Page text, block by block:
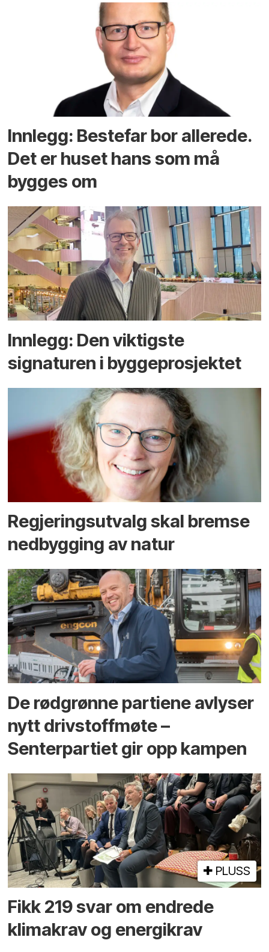
Innlegg: Bestefar bor allerede.
Det er huset hans som må
bygges om
Innlegg: Den viktigste
signaturen i bygge­­prosjektet
Regjerings­utvalg skal bremse
ned­bygging av natur
De rødgrønne partiene avlyser
nytt drivstoffmøte –
Senterpartiet gir opp kampen
PLUSS
Fikk 219 svar om endrede
klimakrav og energikrav